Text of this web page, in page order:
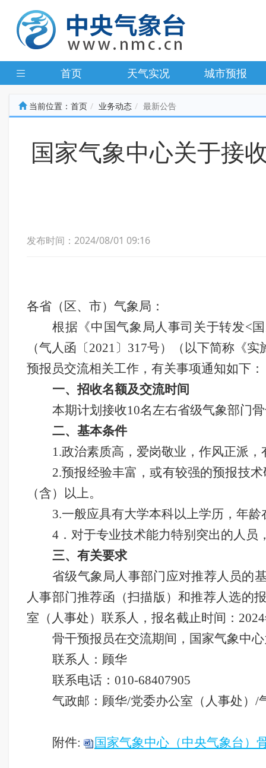
首页 天气实况 城市预报
当前位置： 首页 业务动态 最新公告
国家气象中心关于接
发布时间：2024/08/01 09:16
各省（区、市）气象局：
根据《中国气象局人事司关于转发<
（气人函〔2021〕317号）（以下简称《
预报员交流相关工作，有关事项通知如下：
一、招收名额及交流时间
本期计划接收10名左右省级气象部门
二、基本条件
1.政治素质高，爱岗敬业，作风正派
2.预报经验丰富，或有较强的预报技
（含）以上。
3.一般应具有大学本科以上学历，年
4．对于专业技术能力特别突出的人员
三、有关要求
省级气象局人事部门应对推荐人员的
人事部门推荐函（扫描版）和推荐人选的
室（人事处）联系人，报名截止时间：
骨干预报员在交流期间，国家气象中
联系人： 顾华
联系电话： 010-68407905
气政邮：顾华/党委办公室（人事处）/
附件: 国家气象中心（中央气象台）